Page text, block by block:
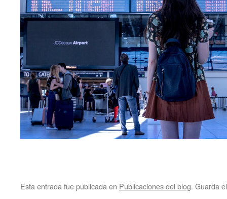
Esta entrada fue publicada en Publicaciones del blog. Guarda